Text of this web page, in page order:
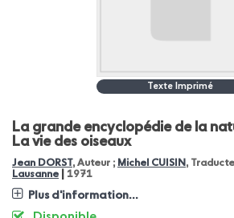
Texte Imprimé
La grande encyclopédie de la
La vie des oiseaux
Jean DORST, Auteur ; Michel CUISIN ,
Lausanne
1971
Plus d'information...